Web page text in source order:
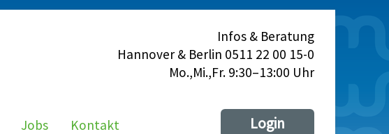
Infos & Beratung
Hannover & Berlin 0511 22 00 15-0
Mo.,Mi.,Fr. 9:30–13:00 Uhr
Jobs Kontakt Login